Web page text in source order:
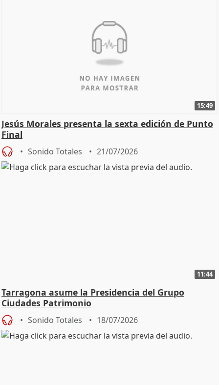
15:49
Jesús Morales presenta la sexta edición de Punto
Final
Sonido Totales 21/07/2026
11:44
Tarragona asume la Presidencia del Grupo
Ciudades Patrimonio
Sonido Totales 18/07/2026